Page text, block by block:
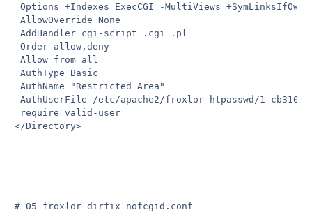
Options +Indexes ExecCGI -MultiViews
AllowOverride None
AddHandler cgi-script .cgi .pl
Order allow,deny
Allow from all
AuthType Basic
AuthName "Restricted Area"
AuthUserFile /etc/apache2/froxlor-htpasswd/1-
require valid-user
# 05_froxlor_dirfix_nofcgid.conf